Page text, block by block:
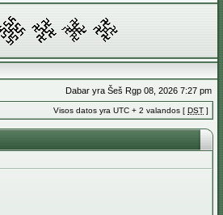
Dabar yra Šeš Rgp 08, 2026 7:27 pm
Visos datos yra UTC + 2 valandos [ DST ]